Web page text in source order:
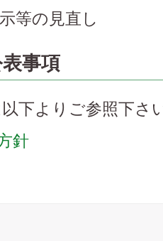
等の見直し
事項
下よりご参照下さ
針